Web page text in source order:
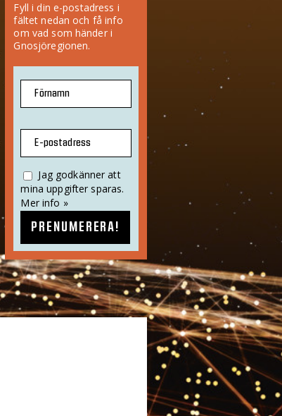
Fyll i din e-postadress i
fältet nedan och få info
om vad som händer i
Gnosjöregionen.
Förnamn
E-postadress
Jag godkänner att
mina uppgifter sparas.
Mer info »
PRENUMERERA!